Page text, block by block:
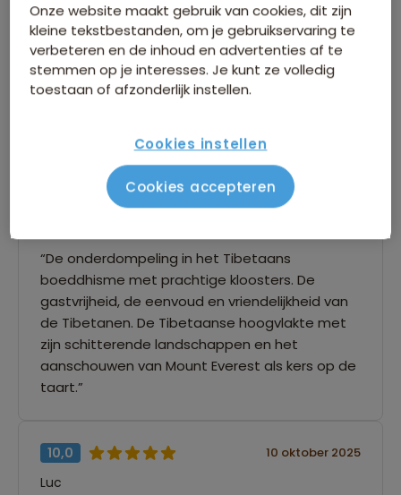
8,0 09 mei 2026
MARIA
12 oktober 2025
“De onderdompeling in het Tibetaans
boeddhisme met prachtige kloosters. De
gastvrijheid, de eenvoud en vriendelijkheid van
de Tibetanen. De Tibetaanse hoogvlakte met
zijn schitterende landschappen en het
aanschouwen van Mount Everest als kers op de
taart.”
10,0 10 oktober 2025
Luc
Onze website maakt gebruik van cookies, dit zijn
kleine tekstbestanden, om je gebruikservaring te
verbeteren en de inhoud en advertenties af te
stemmen op je interesses. Je kunt ze volledig
toestaan of afzonderlijk instellen.
Cookies instellen
Cookies accepteren